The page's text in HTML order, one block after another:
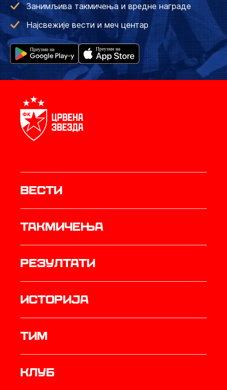
Занимљива такмичења и вредне награде
Најсвежије вести и меч центар
Вести
Такмичења
резултати
историја
ТИМ
Клуб